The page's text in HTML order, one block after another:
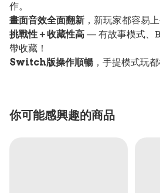
作。
畫面音效全面翻新 ，新玩家都容易上
挑戰性＋收藏性高 — 有故事模式、
帶收藏！
Switch版操作順暢 ，手提模式玩
你可能感興趣的商品